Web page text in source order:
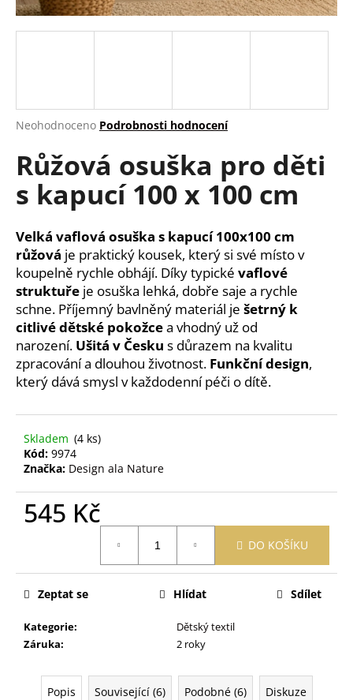
Průměrné
produktu
je
z
hvězdiček.
Neohodnoceno Podrobnosti hodnocení
Růžová osuška pro děti
s kapucí 100 x 100 cm
Velká vaflová osuška s kapucí 100x100 cm
růžová je praktický kousek, který si své místo v
koupelně rychle obhájí. Díky typické vaflové
struktuře je osuška lehká, dobře saje a rychle
schne. Příjemný bavlněný materiál je šetrný k
citlivé dětské pokožcea vhodný už od
narození. Ušitá v Česku s důrazem na kvalitu
zpracování a dlouhou životnost. Funkční design,
který dává smysl v každodenní péči o dítě.
Skladem (4 ks)
Kód: 9974
Značka: Design ala Nature
545 Kč
DO KOŠÍKU
Kategorie:
Dětský textil
Záruka: 2 roky
Zeptat se Hlídat Sdílet
Popis Související (6) Podobné (6) Diskuze
a
j
?
HLEDAT
D
o
p
o
r
u
č
u
j
e
OBAL
NA
ZDRAVOTNÍ
ŽIRAFA